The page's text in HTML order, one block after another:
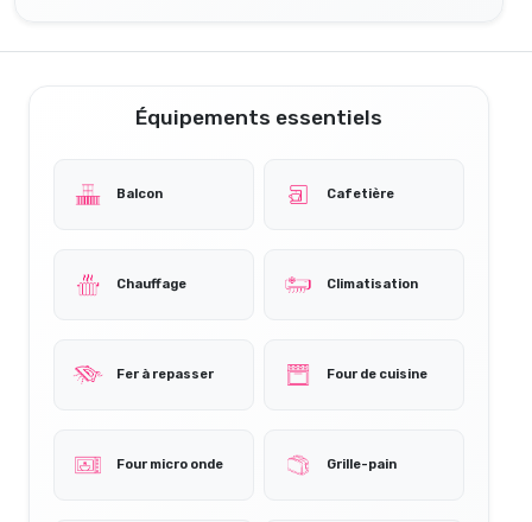
Équipements essentiels
Balcon Cafetière
Chauffage Climatisation
Fer à repasser Four de cuisine
Four micro onde Grille-pain